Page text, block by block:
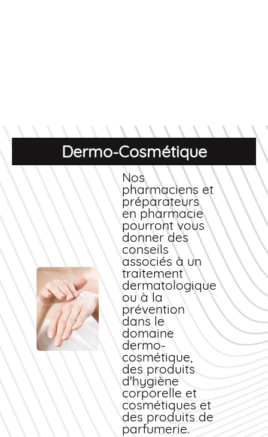
Dermo-Cosmétique
Nos
pharmaciens et
préparateurs
en pharmacie
pourront vous
donner des
conseils
associés à un
traitement
dermatologique
ou à la
prévention
dans le
domaine
dermo-
cosmétique,
des produits
d'hygiène
corporelle et
cosmétiques et
des produits de
parfumerie.